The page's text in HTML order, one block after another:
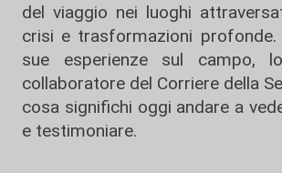
del viaggio nei luoghi
crisi e trasformazioni
sue esperienze sul campo,
collaboratore del Corriere della
cosa significhi oggi andare a
e testimoniare.